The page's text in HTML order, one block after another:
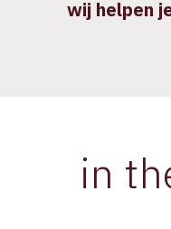
wij helpen
in